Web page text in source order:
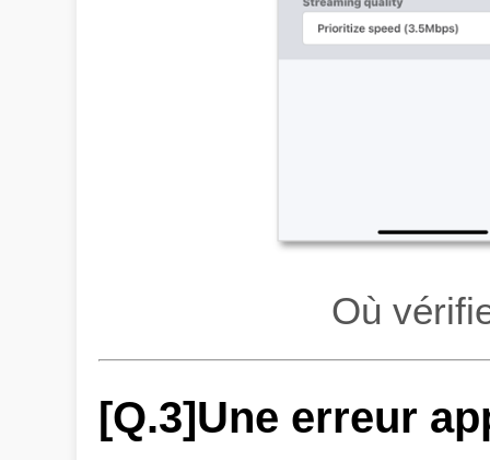
Où
[Q.3]Une erreur